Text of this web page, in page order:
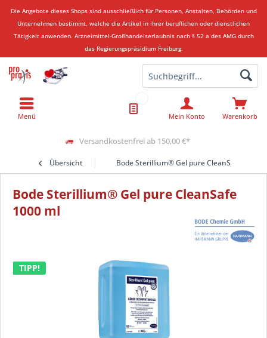
Die Angebote dieses Shops sind ausschließlich für Personen, Anstalten, Behörden und
Unternehmen bestimmt, welche die Artikel in ihrer beruflichen oder dienstlichen
Tätigkeit anwenden. Arzneimittel-Großhandelserlaubnis nach § 52 a des AMG durch
das Regierungspräsidium Freiburg.
Versandkostenfrei ab 150,00 €*
Warenkorb
Mein Konto
Menü
Übersicht Bode Sterillium® Gel pure CleanSafe 1000
Bode Sterillium® Gel pure CleanSafe
1000 ml
TIPP!